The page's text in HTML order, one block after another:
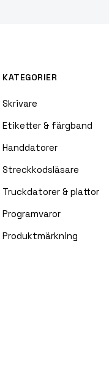
KATEGORIER
Skrivare
Etiketter & färgband
Handdatorer
Streckkodsläsare
Truckdatorer & plattor
Programvaror
Produktmärkning